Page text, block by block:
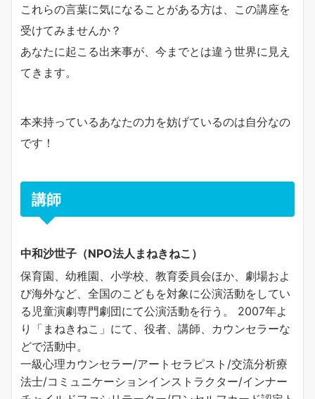
これらの言葉に気になることがある方は、この講座を
受けてみませんか？
あなたに起こる出来事が、今までとは違う世界に見え
てきます。
本来持っているあなたの力を妨げているのは自分なの
です！
講師
中和沙世子（NPO法人まねきねこ）
保育園、幼稚園、小学校、教育委員会ほか、劇場およ
び海外など、全国のこどもを対象に公演活動をしてい
る児童演劇専門劇団にて公演活動を行う。 2007年よ
り「まねきねこ」にて、役者、講師、カウンセラーな
どで活動中。
一級心理カウンセラー/アートセラピスト/交流分析療
法士/コミュニケーションインストラクター/インナー